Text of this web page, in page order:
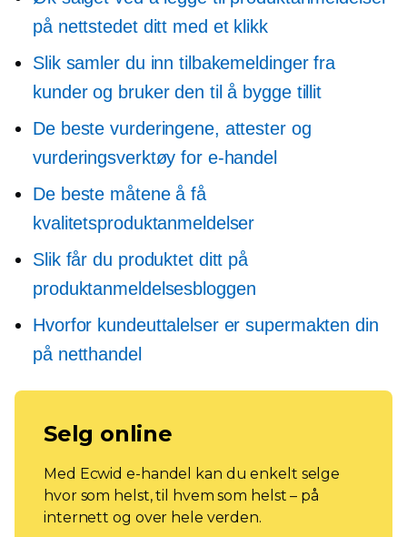
på nettstedet ditt med et klikk
Slik samler du inn tilbakemeldinger fra
kunder og bruker den til å bygge tillit
De beste vurderingene, attester og
vurderingsverktøy for e-handel
De beste måtene å få
kvalitetsproduktanmeldelser
Slik får du produktet ditt på
produktanmeldelsesbloggen
Hvorfor kundeuttalelser er supermakten din
på netthandel
Selg online
Med Ecwid e-handel kan du enkelt selge
hvor som helst, til hvem som helst – på
internett og over hele verden.